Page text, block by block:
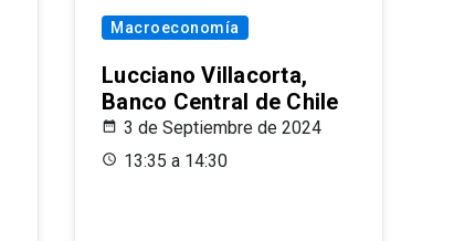
Macroeconomía
Lucciano Villacorta,
Banco Central de Chile
3 de Septiembre de 2024
13:35 a 14:30